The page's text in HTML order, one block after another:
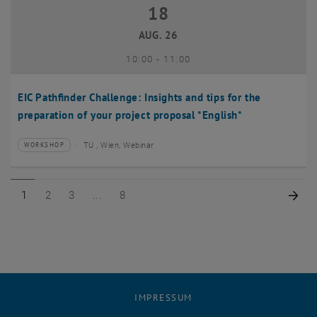
EIC Pathfinder Challenge: Insights and tips for the
preparation of your project proposal *English*
18 August 2026
18
AUG. 26
10:00- bis
11:00
Veranstaltungstyp:
WORKSHOP
Veranstaltungsort:TU , Wien, Webinar
Seite 1 von 8
1 Seite 2 von 8
2 Seite 3 von 8
3 Seite 8 von 8
8
IMPRESSUM